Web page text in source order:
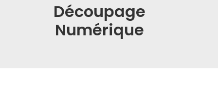
Découpage
Numérique